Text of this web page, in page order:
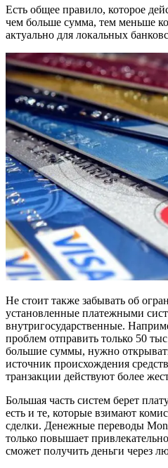
Есть общее правило, которое
чем больше сумма, тем меньше
актуально для локальных
Не стоит также забывать об
установленные платежными
внутригосударственные.
проблем отправить только 50
большие суммы, нужно
источник происхождения
транзакции действуют более
Большая часть систем берет
есть и те, которые взимают
сделки. Денежные переводы
только повышает
сможет получить деньги через